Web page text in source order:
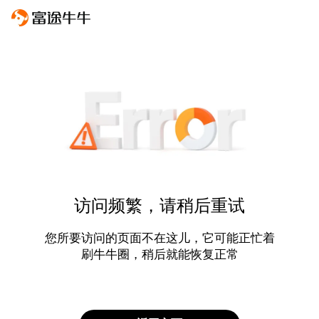
访问频繁，请稍后重试
您所要访问的页面不在这儿，它可能正忙着
刷牛牛圈，稍后就能恢复正常